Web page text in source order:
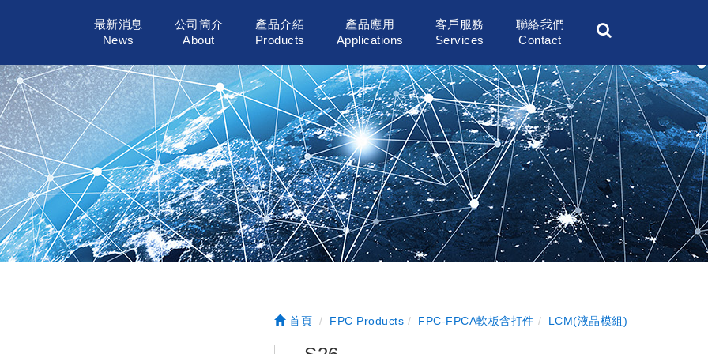
最新消息
News
公司簡介
About
產品介紹
Products
產品應用
Applications
客戶服務
Services
聯絡我們
Contact
首頁 FPC Products FPC-FPCA軟板含打件 LCM(液晶模組)